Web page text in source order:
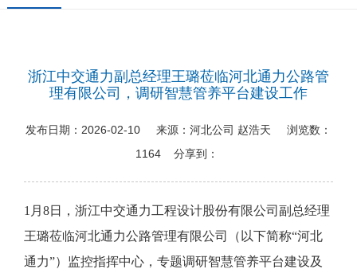
浙江中交通力副总经理王璐莅临河北通力公路管
理有限公司，调研智慧管养平台建设工作
发布日期： 2026-02-10来源： 河北公司 赵浩天 浏览数：
1164分享到：
1月8日，浙江中交通力工程设计股份有限公司副总经理
王璐莅临河北通力公路管理有限公司（以下简称“河北
通力”）监控指挥中心，专题调研智慧管养平台建设及